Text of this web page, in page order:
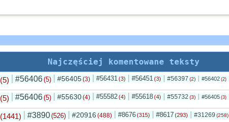
Najczęściej komentowane teksty
(5) #56406(5) #56405(3) #56431 (3) #56451 (3) #56397 (2) #56402 (2)
(5) #56406(5) #55630(4) #55582 (4) #55618 (4) #55732 (3) #56405 (3)
(1441) #3890(526) #20916 (488) #8676 (315) #8617 (293) #31269 (258)